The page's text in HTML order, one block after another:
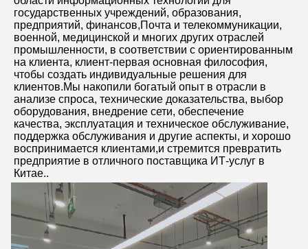
государственных учреждений, образования,
предприятий, финансов,Почта и телекоммуникации,
военной, медицинской и многих других отраслей
промышленности, в соответствии с ориентированным
на клиента, клиент-первая основная философия,
чтобы создать индивидуальные решения для
клиентов.Мы накопили богатый опыт в отрасли в
анализе спроса, технические доказательства, выбор
оборудования, внедрение сети, обеспечение
качества, эксплуатация и техническое обслуживание,
поддержка обслуживания и другие аспекты, и хорошо
воспринимается клиентами,и стремится превратить
предприятие в отличного поставщика ИТ-услуг в
Китае..